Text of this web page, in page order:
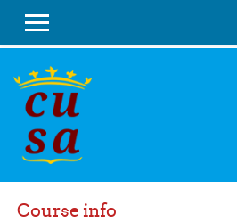
SIDE PANEL
Course info